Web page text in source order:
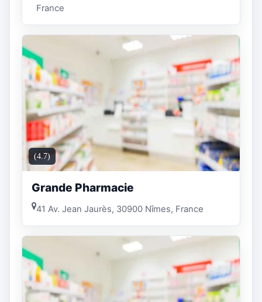
France
(4.7)
Grande Pharmacie
41 Av. Jean Jaurès, 30900 Nîmes, France